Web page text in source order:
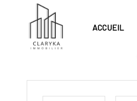
ACCUEIL